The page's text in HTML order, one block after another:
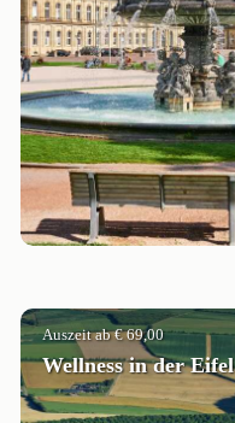
Auszeit ab € 69,00
Wellness in der Eifel